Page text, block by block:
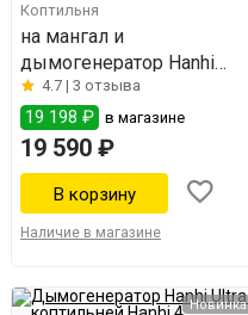
Коптильня
на мангал и
дымогенератор Hanhi
Ultra
4.7 | 3 отзыва
19 198 ₽ в магазине
19 590 ₽
Наличие в магазине
Новинка